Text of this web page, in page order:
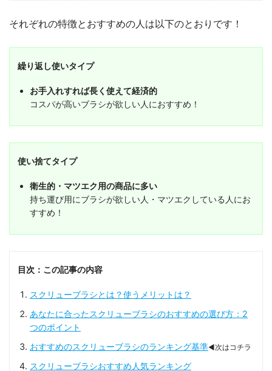
それぞれの特徴とおすすめの人は以下のとおりです！
繰り返し使いタイプ
お手入れすれば長く使えて経済的
コスパが高いブラシが欲しい人におすすめ！
使い捨てタイプ
衛生的・マツエク用の商品に多い
持ち運び用にブラシが欲しい人・マツエクしている人にお
すすめ！
目次：この記事の内容
スクリューブラシとは？使うメリットは？
あなたに合ったスクリューブラシのおすすめの選び方：2
つのポイント
おすすめのスクリューブラシのランキング基準◀次はコチラ
スクリューブラシおすすめ人気ランキング